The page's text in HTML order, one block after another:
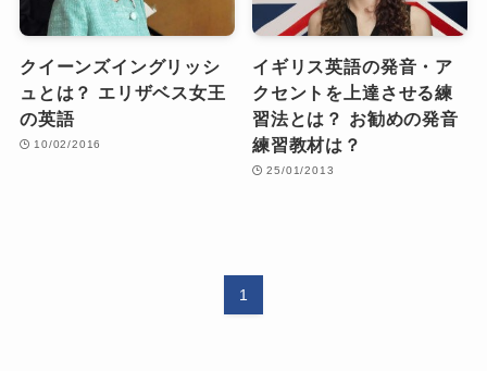
クイーンズイングリッシ
ュとは？ エリザベス女王
の英語
10/02/2016
イギリス英語の発音・ア
クセントを上達させる練
習法とは？ お勧めの発音
練習教材は？
25/01/2013
1